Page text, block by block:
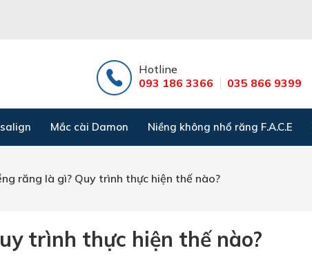
Hotline
093 186 3366
035 866 9399
Mắc cài Damon Niềng không nhổ răng F.A.C.E
răng là gì? Quy trình thực hiện thế nào?
trình thực hiện thế nào?